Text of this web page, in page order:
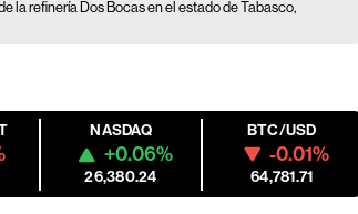
la refinería Dos Bocas en el estado de Tabasco,
NASDAQ
+0.06%
26,380.24
BTC/USD
-0.01%
64,781.71